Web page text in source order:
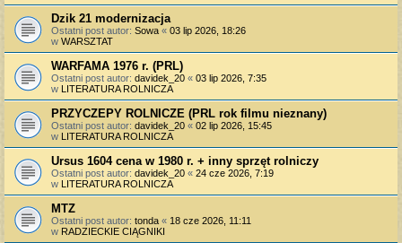
Dzik 21 modernizacja
Ostatni post autor: Sowa « 03 lip 2026, 18:26
w WARSZTAT
WARFAMA 1976 r. (PRL)
Ostatni post autor: davidek_20 « 03 lip 2026, 7:35
w LITERATURA ROLNICZA
PRZYCZEPY ROLNICZE (PRL rok filmu nieznany)
Ostatni post autor: davidek_20 « 02 lip 2026, 15:45
w LITERATURA ROLNICZA
Ursus 1604 cena w 1980 r. + inny sprzęt rolniczy
Ostatni post autor: davidek_20 « 24 cze 2026, 7:19
w LITERATURA ROLNICZA
MTZ
Ostatni post autor: tonda « 18 cze 2026, 11:11
w RADZIECKIE CIĄGNIKI